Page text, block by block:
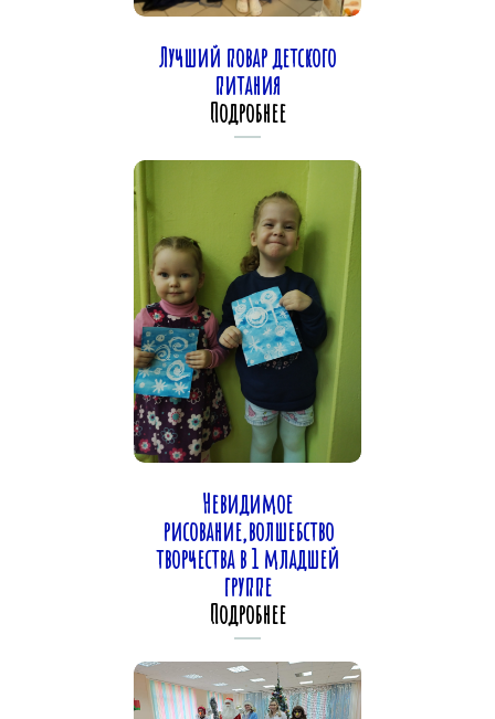
Лучший повар детского
питания
Подробнее
Невидимое
рисование,волшебство
творчества в 1 младшей
группе
Подробнее